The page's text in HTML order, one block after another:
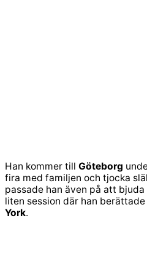
Han kommer till Göteborg
fira med familjen och tjocka
passade han även på att
liten session där han
York.